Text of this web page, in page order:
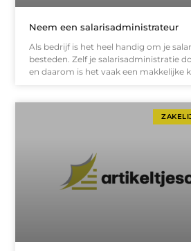
Neem een salarisadministrateur
Als bedrijf is het heel handig om je
besteden. Zelf je salarisadministratie
en daarom is het vaak een makkelijke